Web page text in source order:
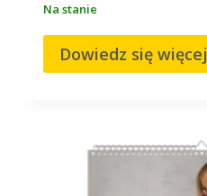
Na stanie
Dowiedz się więcej